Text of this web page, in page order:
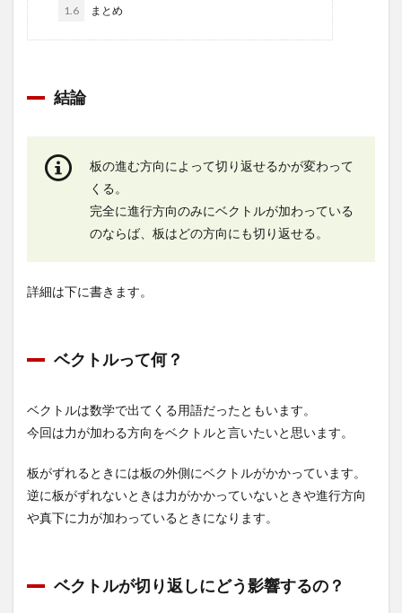
1.6 まとめ
結論
板の進む方向によって切り返せるかが変わって
くる。
完全に進行方向のみにベクトルが加わっている
のならば、板はどの方向にも切り返せる。
詳細は下に書きます。
ベクトルって何？
ベクトルは数学で出てくる用語だったともいます。
今回は力が加わる方向をベクトルと言いたいと思います。
板がずれるときには板の外側にベクトルがかかっています。
逆に板がずれないときは力がかかっていないときや進行方向
や真下に力が加わっているときになります。
ベクトルが切り返しにどう影響するの？